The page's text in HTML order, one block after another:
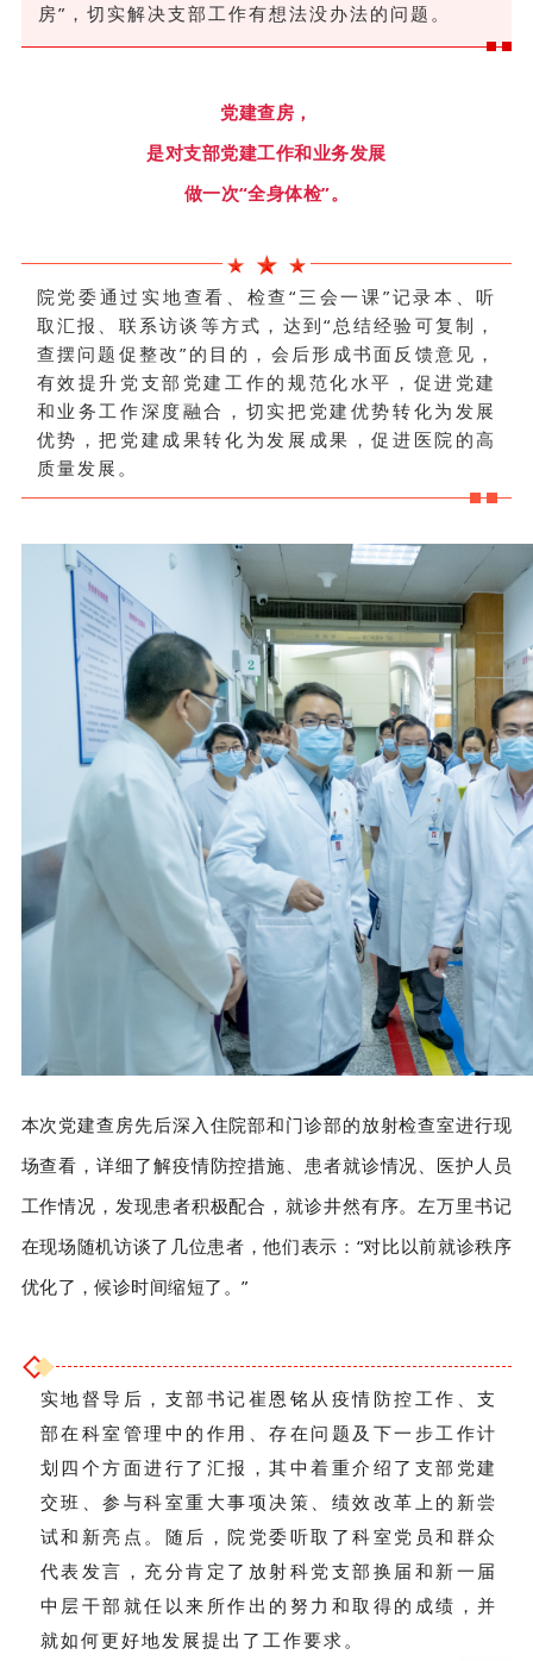
房”，切实解决支部工作有想法没办法的问题。
党建查房，
是对支部党建工作和业务发展
做一次“全身体检”。
院党委通过实地查看、检查“三会一课”记录本、听
取汇报、联系访谈等方式，达到“总结经验可复制，
查摆问题促整改”的目的，会后形成书面反馈意见，
有效提升党支部党建工作的规范化水平，促进党建
和业务工作深度融合，切实把党建优势转化为发展
优势，把党建成果转化为发展成果，促进医院的高
质量发展。
本次党建查房先后深入住院部和门诊部的放射检查室进行现
场查看，详细了解疫情防控措施、患者就诊情况、医护人员
工作情况，发现患者积极配合，就诊井然有序。左万里书记
在现场随机访谈了几位患者，他们表示：“对比以前就诊秩序
优化了，候诊时间缩短了。”
实地督导后，支部书记崔恩铭从疫情防控工作、支
部在科室管理中的作用、存在问题及下一步工作计
划四个方面进行了汇报，其中着重介绍了支部党建
交班、参与科室重大事项决策、绩效改革上的新尝
试和新亮点。随后，院党委听取了科室党员和群众
代表发言，充分肯定了放射科党支部换届和新一届
中层干部就任以来所作出的努力和取得的成绩，并
就如何更好地发展提出了工作要求。